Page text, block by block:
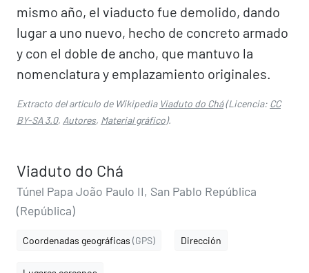
mismo año, el viaducto fue demolido, dando
lugar a uno nuevo, hecho de concreto armado
y con el doble de ancho, que mantuvo la
nomenclatura y emplazamiento originales.
Extracto del artículo de Wikipedia Viaduto do Chá(Licencia: CC
BY-SA 3.0, Autores, Material gráfico).
Viaduto do Chá
Túnel Papa João Paulo II, San Pablo República
(República)
Coordenadas geográficas (GPS) Dirección